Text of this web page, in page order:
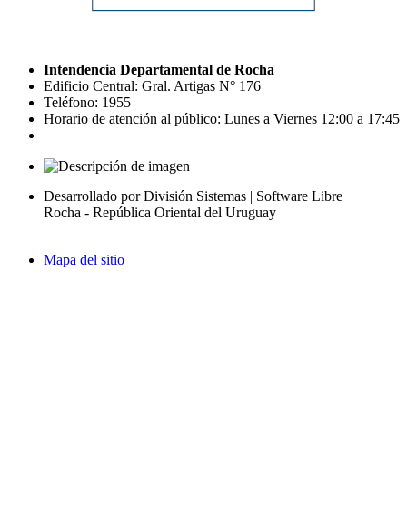
Intendencia Departamental de Rocha
Edificio Central: Gral. Artigas N° 176
Teléfono: 1955
Horario de atención al público: Lunes a Viernes 12:00 a 17:45
Desarrollado por División Sistemas | Software Libre
Rocha - República Oriental del Uruguay
Mapa del sitio